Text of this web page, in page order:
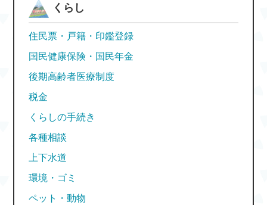
くらし
住民票・戸籍・印鑑登録
国民健康保険・国民年金
後期高齢者医療制度
税金
くらしの手続き
各種相談
上下水道
環境・ゴミ
ペット・動物